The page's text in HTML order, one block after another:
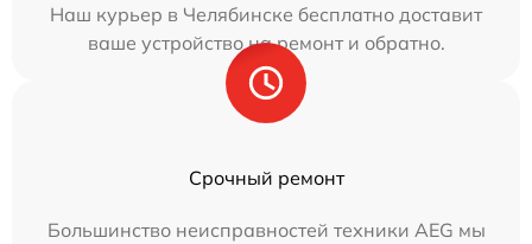
Наш курьер в Челябинске бесплатно доставит
ваше устройство на ремонт и обратно.
Срочный ремонт
Большинство неисправностей техники AEG мы